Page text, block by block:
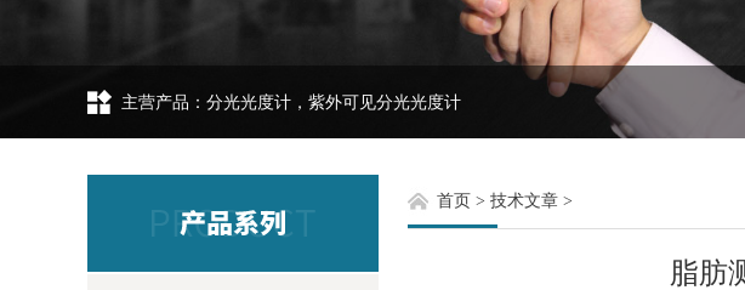
主营产品：分光光度计，紫外可见分光光度计
首页 > 技术文章 >
脂肪